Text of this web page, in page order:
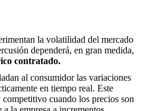
la volatilidad del mercado
dependerá, en gran medida,
contratado.
al consumidor las variaciones
en tiempo real. Este
cuando los precios son